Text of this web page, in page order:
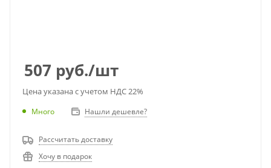
507 руб./шт
Цена указана с учетом НДС 22%
Много Нашли дешевле?
Рассчитать доставку
Хочу в подарок